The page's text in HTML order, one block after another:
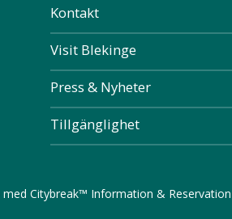
Kontakt
Visit Blekinge
Press & Nyheter
Tillgänglighet
med Citybreak™ Information & Reservation